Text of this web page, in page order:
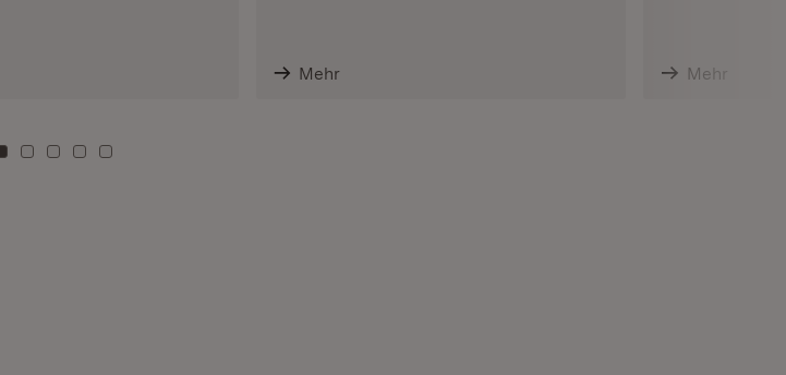
Mehr Mehr
Zu Kachel: 0
Zu Kachel: 3
Zu Kachel: 6
Zu Kachel: 9
Zu Kachel: 12